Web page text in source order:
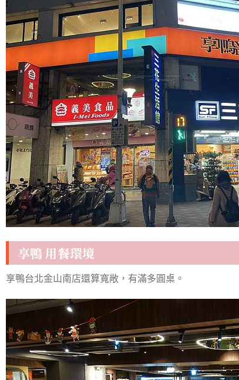
享鴨 用餐環境
享鴨台北金山南店還算寬敞，有滿多圓桌。